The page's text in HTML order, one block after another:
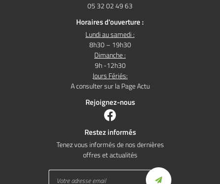
05 32 02 49 63
Horaires d'ouverture :
Lundi au samedi :
8h30 – 19h30
Dimanche :
9h -12h30
Jours Fériés:
A consulter sur la Page Actu
Rejoignez-nous
Restez informés
Tenez vous informés de nos dernières
offres et actualités